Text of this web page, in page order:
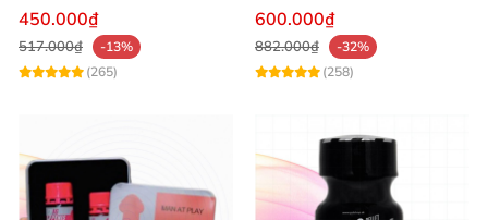
cảm
450.000₫
517.000₫
-13%
(265)
30ml
600.000₫
882.000₫
-32%
(258)